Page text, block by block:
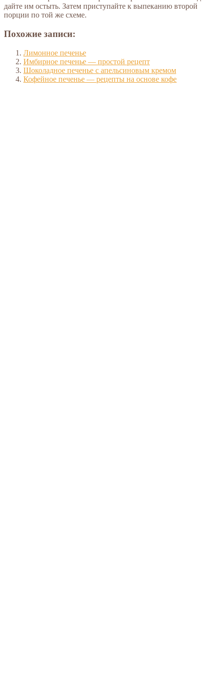
дайте им остыть. Затем приступайте к выпеканию второй
порции по той же схеме.
Похожие записи:
Лимонное печенье
Имбирное печенье — простой рецепт
Шоколадное печенье с апельсиновым кремом
Кофейное печенье — рецепты на основе кофе